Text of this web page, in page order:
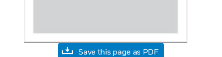
Save this page as PDF